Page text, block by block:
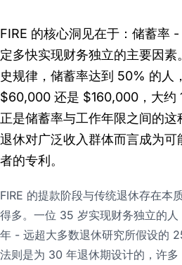
FIRE 的核心洞见在于：储蓄率
定多快实现财务独立的主要因
史规律，储蓄率达到 50% 的人
$60,000 还是 $160,000，大约
正是储蓄率与工作年限之间的
退休对广泛收入群体而言成为可
者的专利。
FIRE 的提款阶段与传统退休存在本
得多。一位 35 岁实现财务独立的
年 - 远超大多数退休研究所假设的
法则是为 30 年退休期设计的，许多